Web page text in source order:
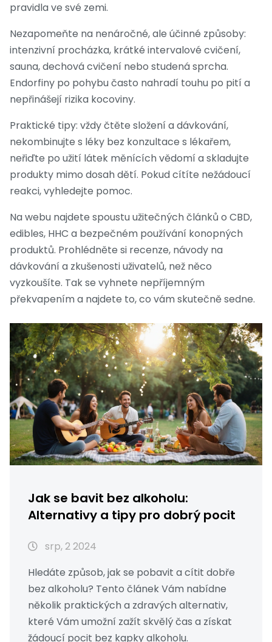
pravidla ve své zemi.
Nezapomeňte na nenáročné, ale účinné způsoby:
intenzivní procházka, krátké intervalové cvičení,
sauna, dechová cvičení nebo studená sprcha.
Endorfiny po pohybu často nahradí touhu po pití a
nepřinášejí rizika kocoviny.
Praktické tipy: vždy čtěte složení a dávkování,
nekombinujte s léky bez konzultace s lékařem,
neřiďte po užití látek měnících vědomí a skladujte
produkty mimo dosah dětí. Pokud cítíte nežádoucí
reakci, vyhledejte pomoc.
Na webu najdete spoustu užitečných článků o CBD,
edibles, HHC a bezpečném používání konopných
produktů. Prohlédněte si recenze, návody na
dávkování a zkušenosti uživatelů, než něco
vyzkoušíte. Tak se vyhnete nepříjemným
překvapením a najdete to, co vám skutečně sedne.
Jak se bavit bez alkoholu:
Alternativy a tipy pro dobrý pocit
srp, 2 2024
Hledáte způsob, jak se pobavit a cítit dobře
bez alkoholu? Tento článek Vám nabídne
několik praktických a zdravých alternativ,
které Vám umožní zažít skvělý čas a získat
žádoucí pocit bez kapky alkoholu.